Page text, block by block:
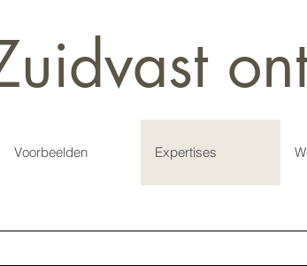
Voorbeelden Expertises